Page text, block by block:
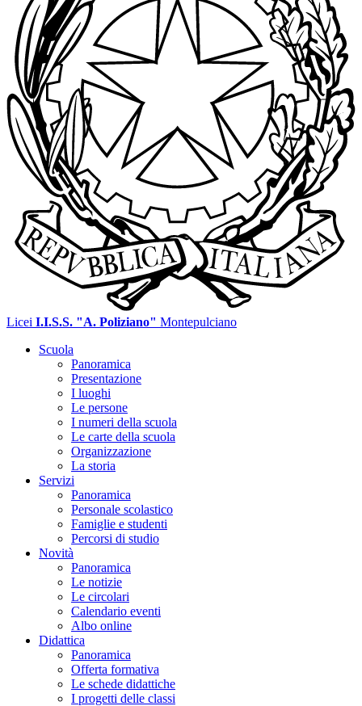
Licei I.I.S.S. "A. Poliziano" Montepulciano
Scuola
Panoramica
Presentazione
I luoghi
Le persone
I numeri della scuola
Le carte della scuola
Organizzazione
La storia
Servizi
Panoramica
Personale scolastico
Famiglie e studenti
Percorsi di studio
Novità
Panoramica
Le notizie
Le circolari
Calendario eventi
Albo online
Didattica
Panoramica
Offerta formativa
Le schede didattiche
I progetti delle classi